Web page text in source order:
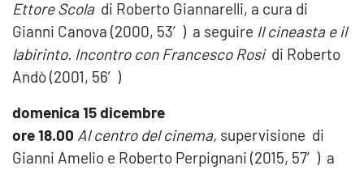
Ettore Scola di Roberto Giannarelli, a cura di
Gianni Canova (2000, 53′) a seguire Il cineasta e il
labirinto. Incontro con Francesco Rosi di Roberto
Andò (2001, 56′)
domenica 15 dicembre
ore 18.00 Al centro del cinema, supervisione di
Gianni Amelio e Roberto Perpignani (2015, 57′) a